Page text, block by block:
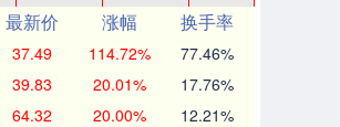
最新价 涨幅
换手率
37.49 114.72% 77.46%
39.83 20.01% 17.76%
64.32 20.00% 12.21%